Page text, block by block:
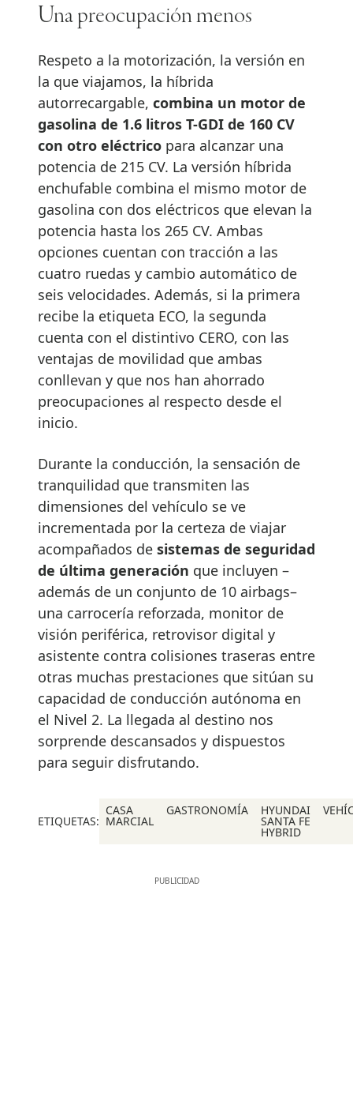
Una preocupación menos
Respeto a la motorización, la versión en
la que viajamos, la híbrida
autorrecargable, combina un motor de
gasolina de 1.6 litros T-GDI de 160 CV
con otro eléctrico para alcanzar una
potencia de 215 CV. La versión híbrida
enchufable combina el mismo motor de
gasolina con dos eléctricos que elevan la
potencia hasta los 265 CV. Ambas
opciones cuentan con tracción a las
cuatro ruedas y cambio automático de
seis velocidades. Además, si la primera
recibe la etiqueta ECO, la segunda
cuenta con el distintivo CERO, con las
ventajas de movilidad que ambas
conllevan y que nos han ahorrado
preocupaciones al respecto desde el
inicio.
Durante la conducción, la sensación de
tranquilidad que transmiten las
dimensiones del vehículo se ve
incrementada por la certeza de viajar
acompañados de sistemas de seguridad
de última generación que incluyen –
además de un conjunto de 10 airbags–
una carrocería reforzada, monitor de
visión periférica, retrovisor digital y
asistente contra colisiones traseras entre
otras muchas prestaciones que sitúan su
capacidad de conducción autónoma en
el Nivel 2. La llegada al destino nos
sorprende descansados y dispuestos
para seguir disfrutando.
ETIQUETAS:
CASA
MARCIAL
GASTRONOMÍA HYUNDAI
SANTA FE
HYBRID